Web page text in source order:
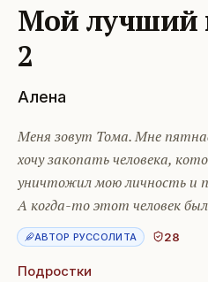
Мой лучший
2
Алена
Меня зовут Тома. Мне
хочу закопать человека,
уничтожил мою личность и
А когда-то этот человек
АВТОР РУССОЛИТА 28
Подростки